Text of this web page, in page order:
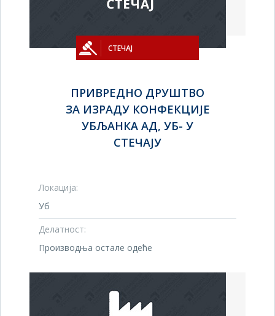
СТЕЧАЈ
ПРИВРЕДНО ДРУШТВО
ЗА ИЗРАДУ КОНФЕКЦИЈЕ
УБЉАНКА АД, УБ- У
СТЕЧАЈУ
Локација:
Уб
Делатност:
Производња остале одеће